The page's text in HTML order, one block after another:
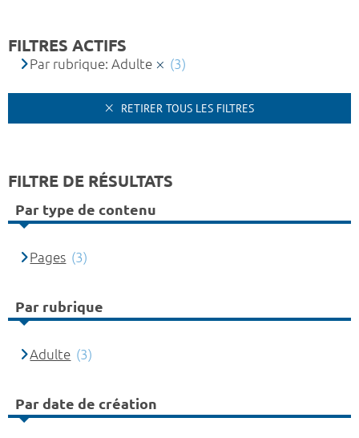
FILTRES ACTIFS
Par rubrique: Adulte (3)
RETIRER TOUS LES FILTRES
FILTRE DE RÉSULTATS
Par type de contenu
Pages (3)
Par rubrique
Adulte (3)
Par date de création